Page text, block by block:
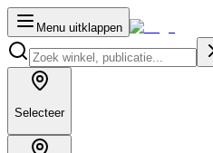
Menu uitklappen
Selecteer